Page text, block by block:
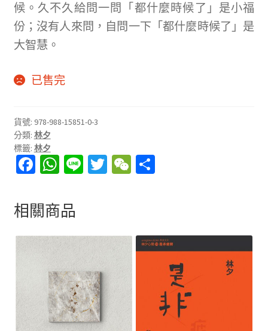
候。久不久給問一問「都什麼時候了」是小福
份；沒有人來問，自問一下「都什麼時候了」是
大智慧。
已售完
貨號: 978-988-15851-0-3
分類: 林夕
標籤: 林夕
Fa
b
o
o
k
W
at
sA
p
Li T W
at
分
相關商品